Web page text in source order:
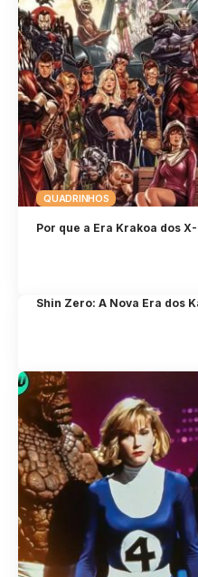
QUADRINHOS
Por que a Era Krakoa dos
Shin Zero: A Nova Era dos